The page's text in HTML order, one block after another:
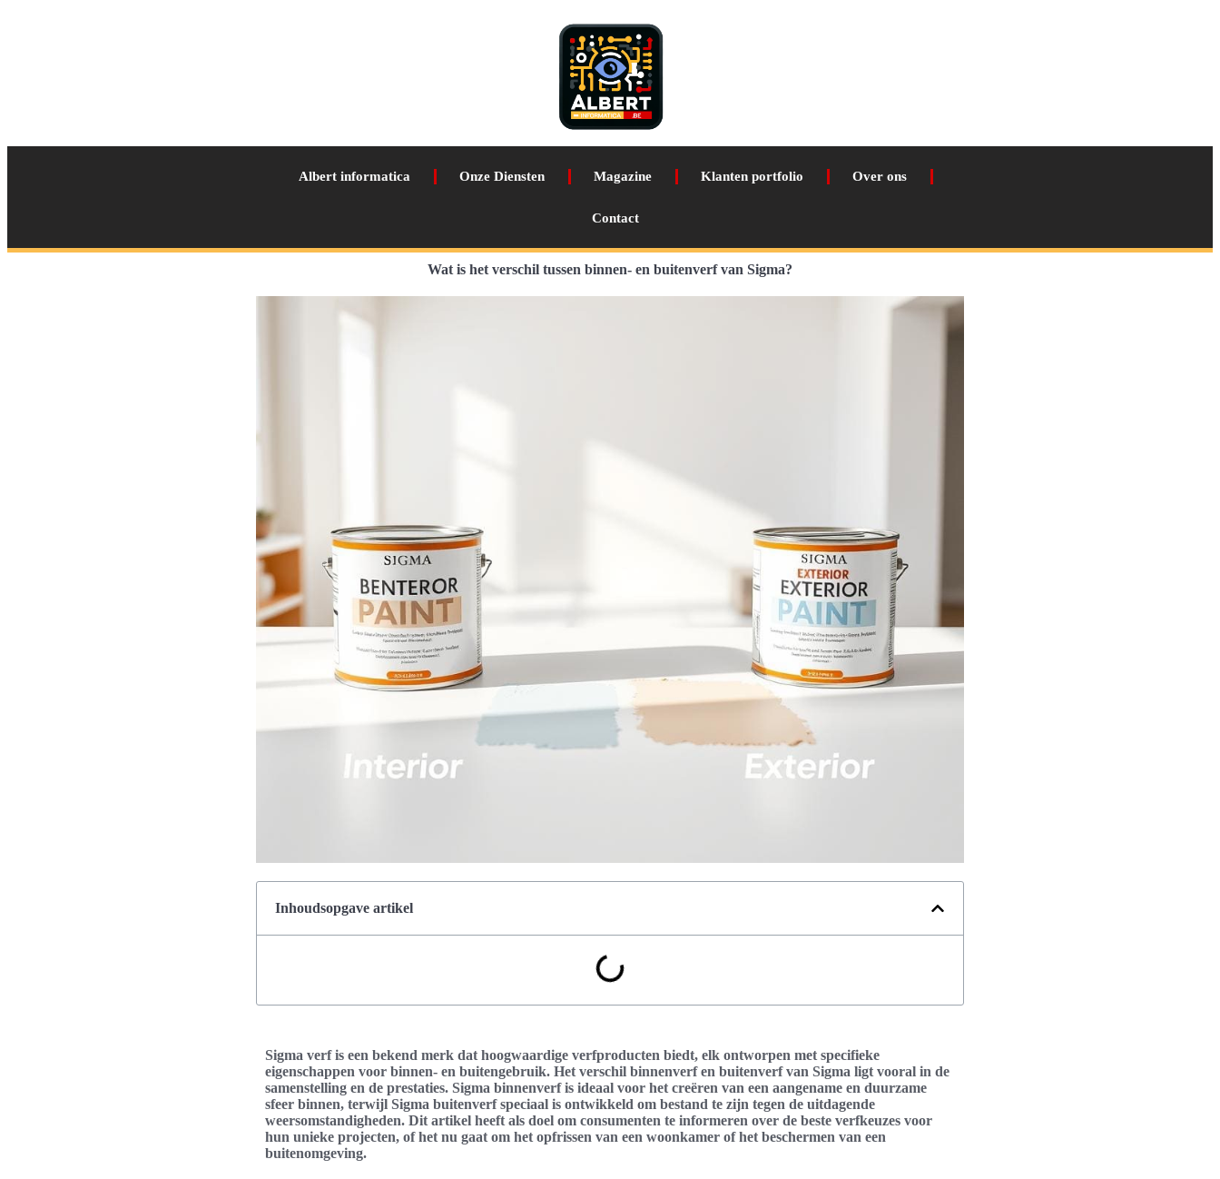
Albert informatica Onze Diensten Magazine Klanten portfolio Over ons
Contact
Wat is het verschil tussen binnen- en buitenverf van Sigma?
Inhoudsopgave artikel
Sigma verf is een bekend merk dat hoogwaardige verfproducten biedt, elk ontworpen met specifieke
eigenschappen voor binnen- en buitengebruik. Het verschil binnenverf en buitenverf van Sigma ligt vooral in de
samenstelling en de prestaties. Sigma binnenverf is ideaal voor het creëren van een aangename en duurzame
sfeer binnen, terwijl Sigma buitenverf speciaal is ontwikkeld om bestand te zijn tegen de uitdagende
weersomstandigheden. Dit artikel heeft als doel om consumenten te informeren over de beste verfkeuzes voor
hun unieke projecten, of het nu gaat om het opfrissen van een woonkamer of het beschermen van een
buitenomgeving.